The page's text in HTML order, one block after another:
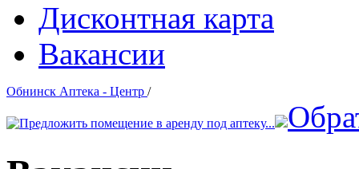
Дисконтная карта
Вакансии
Обнинск Аптека - Центр /